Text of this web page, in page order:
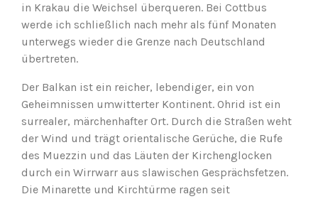
in Krakau die Weichsel überqueren. Bei Cottbus
werde ich schließlich nach mehr als fünf Monaten
unterwegs wieder die Grenze nach Deutschland
übertreten.
Der Balkan ist ein reicher, lebendiger, ein von
Geheimnissen umwitterter Kontinent. Ohrid ist ein
surrealer, märchenhafter Ort. Durch die Straßen weht
der Wind und trägt orientalische Gerüche, die Rufe
des Muezzin und das Läuten der Kirchenglocken
durch ein Wirrwarr aus slawischen Gesprächsfetzen.
Die Minarette und Kirchtürme ragen seit